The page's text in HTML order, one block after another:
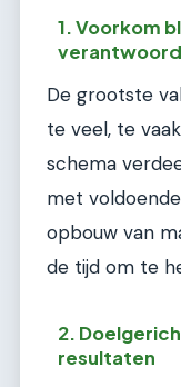
1. Voorkom
De grootste
te veel, te
schema
met
opbouw van
de tijd om te
2.
resultaten